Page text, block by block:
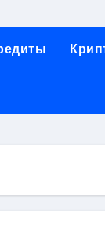
и виды
до